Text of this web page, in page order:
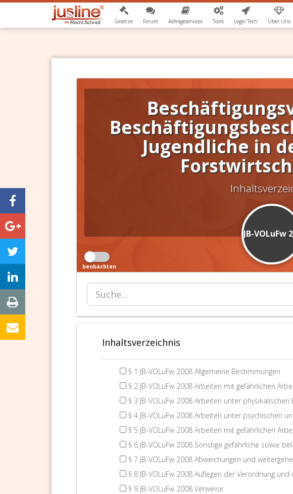
Gesetze Forum Abfrageservices Tools Legal.Tech Über Uns
Jugendliche in
beobachten
Inhaltsverzeichnis
§ 1 JB-VOLuFw 2008 Allgemeine Bestimmungen
§ 2 JB-VOLuFw 2008 Arbeiten mit gefährlichen
§ 3 JB-VOLuFw 2008 Arbeiten unter physikalischen
§ 4 JB-VOLuFw 2008 Arbeiten unter psychischen
§ 5 JB-VOLuFw 2008 Arbeiten mit gefährlichen
§ 6 JB-VOLuFw 2008 Sonstige gefährliche sowie
§ 7 JB-VOLuFw 2008 Abweichungen und
§ 8 JB-VOLuFw 2008 Auflegen der Verordnung
§ 9 JB-VOLuFw 2008 Verweise